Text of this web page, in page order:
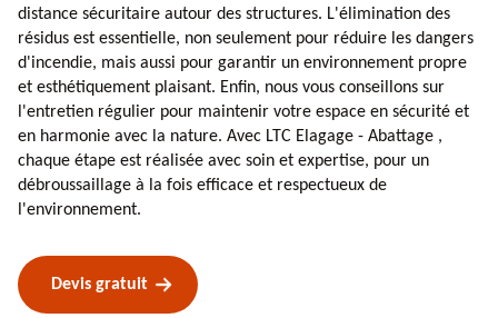
distance sécuritaire autour des structures. L'élimination des
résidus est essentielle, non seulement pour réduire les dangers
d'incendie, mais aussi pour garantir un environnement propre
et esthétiquement plaisant. Enfin, nous vous conseillons sur
l'entretien régulier pour maintenir votre espace en sécurité et
en harmonie avec la nature. Avec LTC Elagage - Abattage ,
chaque étape est réalisée avec soin et expertise, pour un
débroussaillage à la fois efficace et respectueux de
l'environnement.
Devis gratuit